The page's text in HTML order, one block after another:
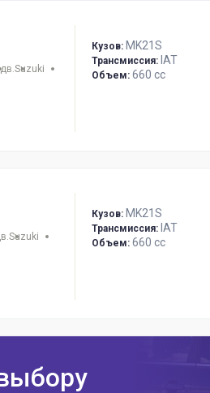
Suzuki
Кузов: MK21S
Трансмиссия: IAT
Объем: 660 сс
Suzuki
Кузов: MK21S
Трансмиссия: IAT
Объем: 660 сс